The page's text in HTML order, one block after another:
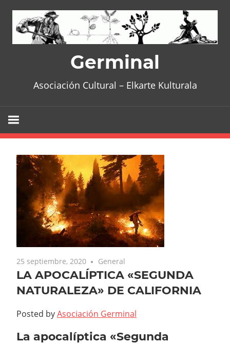
content
Germinal
Asociación Cultural – Elkarte Kulturala
25 septiembre, 2020 General
LA APOCALÍPTICA «SEGUNDA
NATURALEZA» DE CALIFORNIA
Posted byAsociación Germinal
La apocalíptica «Segunda